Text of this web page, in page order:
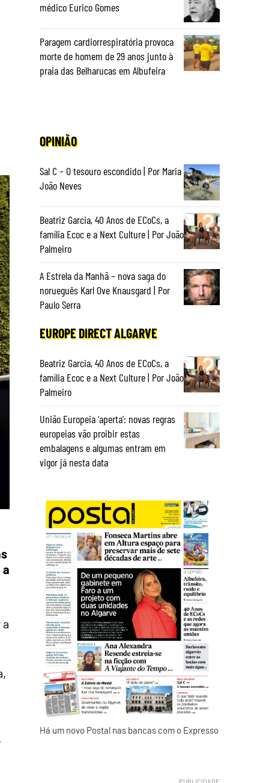
médico Eurico Gomes
Paragem cardiorrespiratória provoca
morte de homem de 29 anos junto à
praia das Belharucas em Albufeira
OPINIÃO
Sal C – O tesouro escondido | Por Maria
João Neves
Beatriz Garcia, 40 Anos de ECoCs, a
família Ecoc e a Next Culture | Por João
Palmeiro
A Estrela da Manhã – nova saga do
norueguês Karl Ove Knausgard | Por
Paulo Serra
EUROPE DIRECT ALGARVE
Beatriz Garcia, 40 Anos de ECoCs, a
família Ecoc e a Next Culture | Por João
Palmeiro
União Europeia ‘aperta’: novas regras
europeias vão proibir estas
embalagens e algumas entram em
vigor já nesta data
Há um novo Postal nas bancas com o Expresso